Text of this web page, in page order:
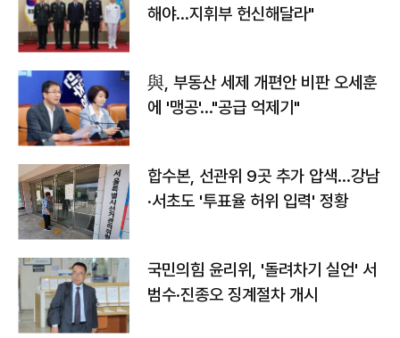
해야…지휘부 헌신해달라"
與, 부동산 세제 개편안 비판 오세훈
에 '맹공'…"공급 억제기"
합수본, 선관위 9곳 추가 압색…강남
·서초도 '투표율 허위 입력' 정황
국민의힘 윤리위, '돌려차기 실언' 서
범수·진종오 징계절차 개시